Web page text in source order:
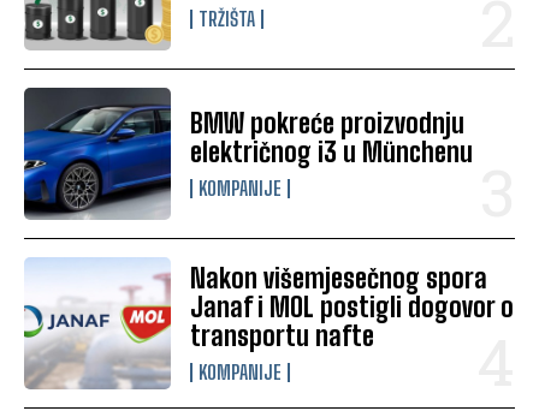
TRŽIŠTA
BMW pokreće proizvodnju
električnog i3 u Münchenu
KOMPANIJE
Nakon višemjesečnog spora
Janaf i MOL postigli dogovor o
transportu nafte
KOMPANIJE